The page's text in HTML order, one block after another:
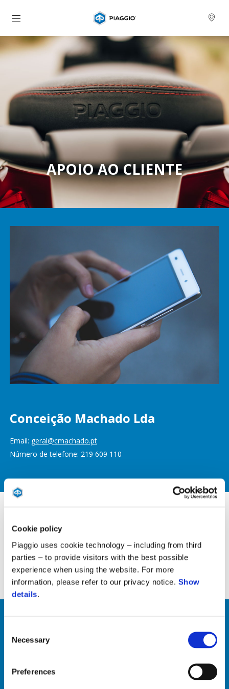
Cookie policy
Piaggio uses cookie technology – including from third
parties – to provide visitors with the best possible
experience when using the website. For more
information, please refer to our privacy notice. Show
details.
Selection
Necessary
Preferences
Para o conteúdo principal
APOIO AO CLIENTE
Conceição Machado Lda
Email: geral@cmachado.pt
Número de telefone: 219 609 110
Pedido de documentação
Documentos e certificados
DESCOBRE MAIS
Reparações e manutenção